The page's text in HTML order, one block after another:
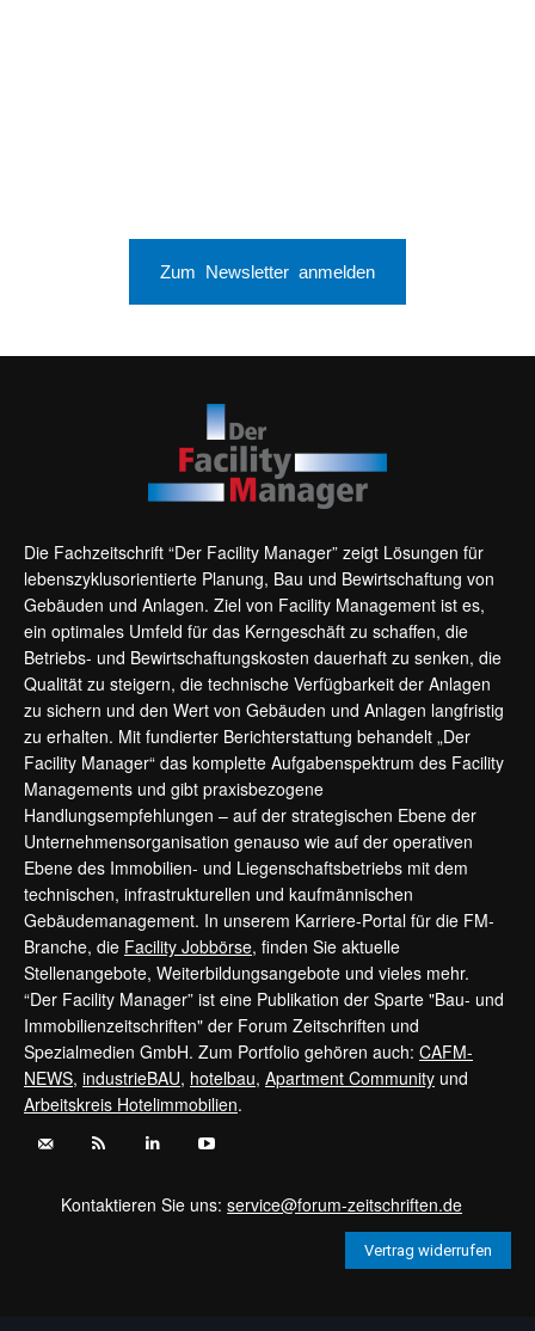
Zum Newsletter anmelden
Die Fachzeitschrift “Der Facility Manager” zeigt Lösungen für
lebenszyklusorientierte Planung, Bau und Bewirtschaftung von
Gebäuden und Anlagen. Ziel von Facility Management ist es,
ein optimales Umfeld für das Kerngeschäft zu schaffen, die
Betriebs- und Bewirtschaftungskosten dauerhaft zu senken, die
Qualität zu steigern, die technische Verfügbarkeit der Anlagen
zu sichern und den Wert von Gebäuden und Anlagen langfristig
zu erhalten. Mit fundierter Berichterstattung behandelt „Der
Facility Manager“ das komplette Aufgabenspektrum des Facility
Managements und gibt praxisbezogene
Handlungsempfehlungen – auf der strategischen Ebene der
Unternehmensorganisation genauso wie auf der operativen
Ebene des Immobilien- und Liegenschaftsbetriebs mit dem
technischen, infrastrukturellen und kaufmännischen
Gebäudemanagement. In unserem Karriere-Portal für die FM-
Branche, die Facility Jobbörse, finden Sie aktuelle
Stellenangebote, Weiterbildungsangebote und vieles mehr.
“Der Facility Manager” ist eine Publikation der Sparte "Bau- und
Immobilienzeitschriften" der Forum Zeitschriften und
Spezialmedien GmbH. Zum Portfolio gehören auch: CAFM-
NEWS, industrieBAU, hotelbau, Apartment Community und
Arbeitskreis Hotelimmobilien.
Kontaktieren Sie uns:service@forum-zeitschriften.de
Vertrag widerrufen